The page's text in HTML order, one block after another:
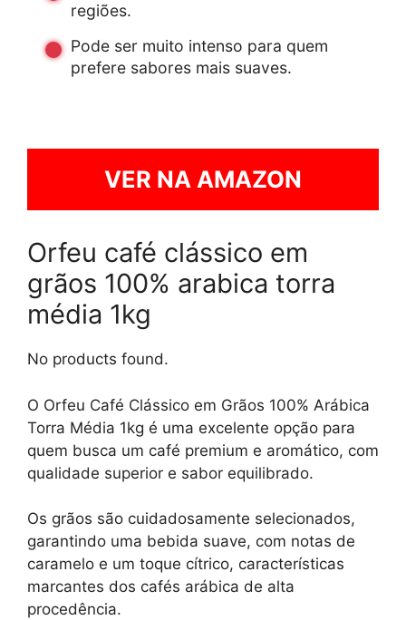
regiões.
Pode ser muito intenso para quem
prefere sabores mais suaves.
VER NA AMAZON
Orfeu café clássico em
grãos 100% arabica torra
média 1kg
No products found.
O Orfeu Café Clássico em Grãos 100% Arábica
Torra Média 1kg é uma excelente opção para
quem busca um café premium e aromático, com
qualidade superior e sabor equilibrado.
Os grãos são cuidadosamente selecionados,
garantindo uma bebida suave, com notas de
caramelo e um toque cítrico, características
marcantes dos cafés arábica de alta
procedência.